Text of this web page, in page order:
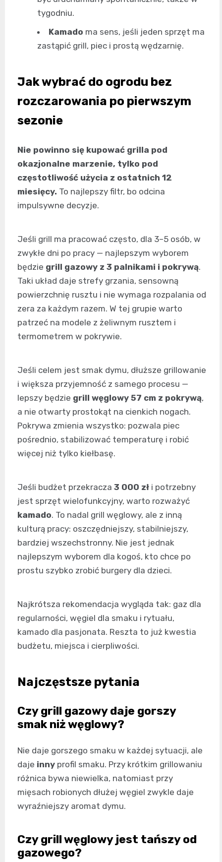
tygodniu.
Kamado ma sens, jeśli jeden sprzęt ma
zastąpić grill, piec i prostą wędzarnię.
Jak wybrać do ogrodu bez
rozczarowania po pierwszym
sezonie
Nie powinno się kupować grilla pod
okazjonalne marzenie, tylko pod
częstotliwość użycia z ostatnich 12
miesięcy. To najlepszy filtr, bo odcina
impulsywne decyzje.
Jeśli grill ma pracować często, dla 3–5 osób, w
zwykłe dni po pracy — najlepszym wyborem
będzie grill gazowy z 3 palnikami i pokrywą.
Taki układ daje strefy grzania, sensowną
powierzchnię rusztu i nie wymaga rozpalania od
zera za każdym razem. W tej grupie warto
patrzeć na modele z żeliwnym rusztem i
termometrem w pokrywie.
Jeśli celem jest smak dymu, dłuższe grillowanie
i większa przyjemność z samego procesu —
lepszy będzie grill węglowy 57 cm z pokrywą,
a nie otwarty prostokąt na cienkich nogach.
Pokrywa zmienia wszystko: pozwala piec
pośrednio, stabilizować temperaturę i robić
więcej niż tylko kiełbasę.
Jeśli budżet przekracza 3 000 zł i potrzebny
jest sprzęt wielofunkcyjny, warto rozważyć
kamado. To nadal grill węglowy, ale z inną
kulturą pracy: oszczędniejszy, stabilniejszy,
bardziej wszechstronny. Nie jest jednak
najlepszym wyborem dla kogoś, kto chce po
prostu szybko zrobić burgery dla dzieci.
Najkrótsza rekomendacja wygląda tak: gaz dla
regularności, węgiel dla smaku i rytuału,
kamado dla pasjonata. Reszta to już kwestia
budżetu, miejsca i cierpliwości.
Najczęstsze pytania
Czy grill gazowy daje gorszy
smak niż węglowy?
Nie daje gorszego smaku w każdej sytuacji, ale
daje inny profil smaku. Przy krótkim grillowaniu
różnica bywa niewielka, natomiast przy
mięsach robionych dłużej węgiel zwykle daje
wyraźniejszy aromat dymu.
Czy grill węglowy jest tańszy od
gazowego?